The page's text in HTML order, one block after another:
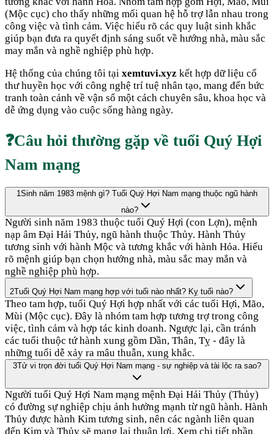
(Mộc cục) cho thấy những mối quan hệ hỗ trợ lẫn nhau trong
công việc và tình cảm. Việc hiểu rõ các quy luật sinh khắc
giúp bạn đưa ra quyết định sáng suốt về hướng nhà, màu sắc
may mắn và nghề nghiệp phù hợp.
Hệ thống của chúng tôi tại xemtuvi.xyz kết hợp dữ liệu cổ
thư huyền học với công nghệ trí tuệ nhân tạo, mang đến bức
tranh toàn cảnh về vận số một cách chuyên sâu, khoa học và
dễ ứng dụng vào cuộc sống hàng ngày.
❓Câu hỏi thường gặp về tuổi Quý Hợi
Nam mạng
1Sinh năm 1983 mệnh gì? Tuổi Quý Hợi Nam mạng thuộc ngũ hành
nào?
Người sinh năm 1983 thuộc tuổi Quý Hợi (con Lợn), mệnh
nạp âm Đại Hải Thủy, ngũ hành thuộc Thủy. Hành Thủy
tương sinh với hành Mộc và tương khắc với hành Hỏa. Hiểu
rõ mệnh giúp bạn chọn hướng nhà, màu sắc may mắn và
nghề nghiệp phù hợp.
2Tuổi Quý Hợi Nam mạng hợp với tuổi nào nhất? Kỵ tuổi nào?
Theo tam hợp, tuổi Quý Hợi hợp nhất với các tuổi Hợi, Mão,
Mùi (Mộc cục). Đây là nhóm tam hợp tương trợ trong công
việc, tình cảm và hợp tác kinh doanh. Ngược lại, cần tránh
các tuổi thuộc tứ hành xung gồm Dần, Thân, Tỵ - đây là
những tuổi dễ xảy ra mâu thuẫn, xung khắc.
3Tử vi trọn đời tuổi Quý Hợi Nam mạng - sự nghiệp và tài lộc ra sao?
Người tuổi Quý Hợi Nam mạng mệnh Đại Hải Thủy (Thủy)
có đường sự nghiệp chịu ảnh hưởng mạnh từ ngũ hành. Hành
Thủy được hành Kim tương sinh, nên các ngành liên quan
đến Kim và Thủy sẽ mang lại thuận lợi. Xem chi tiết phần